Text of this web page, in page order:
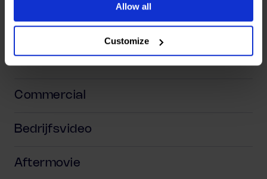
Allow all
Customize
Corporate video
Commercial
Bedrijfsvideo
Aftermovie